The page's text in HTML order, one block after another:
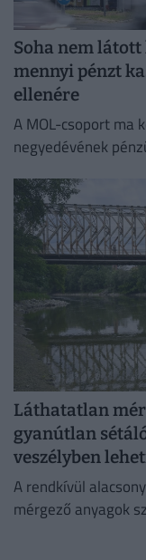
Soha nem
mennyi pénzt
ellenére
A MOL-csoport ma
negyedévének
Láthatatlan
gyanútlan
veszélyben
A rendkívül
mérgező anyagok